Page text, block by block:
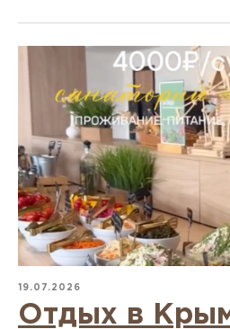
19.07.2026
Отдых в